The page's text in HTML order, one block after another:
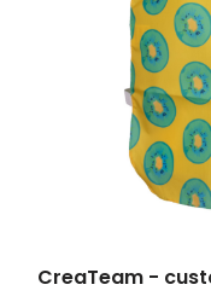
CreaTeam -